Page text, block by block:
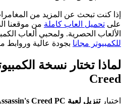
إذا كنت تبحث عن المزيد من
على تحميل العاب كاملة من موقعنا
الألعاب الحصرية. ولمحبي ألعاب
للكمبيوتر مجانا بجودة عالية وروابط
Creed
اختيارتنزيل لعبة Assassin's Creed PC